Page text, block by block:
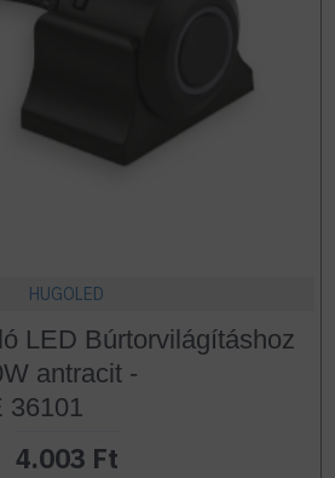
HUGOLED
LED Búrtorvilágításhoz
antracit -
36101
4.003 Ft